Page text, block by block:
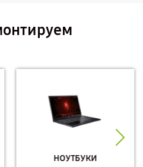
НОУТБУКИ